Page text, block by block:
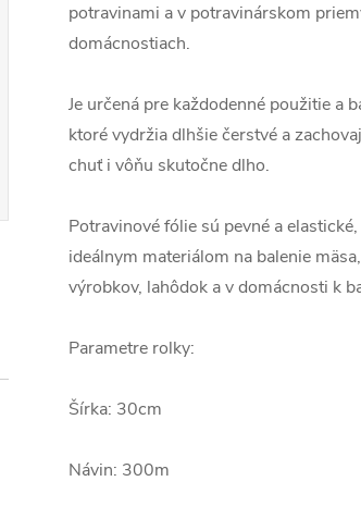
potravinami a v potravinárskom
domácnostiach.
Je určená pre každodenné použitie a
ktoré vydržia dlhšie čerstvé a
chuť i vôňu skutočne dlho.
Potravinové fólie sú pevné a
ideálnym materiálom na balenie
výrobkov, lahôdok a v domácnosti k
Parametre rolky:
Šírka: 30cm
Návin: 300m